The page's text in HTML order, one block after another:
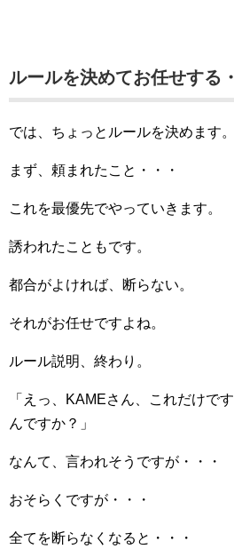
ルールを決めてお任せする
では、ちょっとルールを決めます。
まず、頼まれたこと・・・
これを最優先でやっていきます。
誘われたこともです。
都合がよければ、断らない。
それがお任せですよね。
ルール説明、終わり。
「えっ、KAMEさん、これだけで
んですか？」
なんて、言われそうですが・・・
おそらくですが・・・
全てを断らなくなると・・・